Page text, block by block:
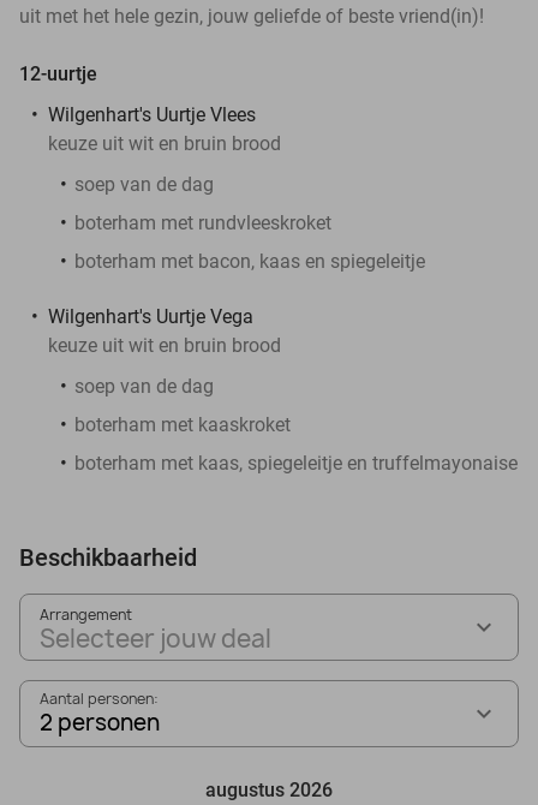
uit met het hele gezin, jouw geliefde of beste vriend(in)!
12-uurtje
Wilgenhart's Uurtje Vlees
keuze uit wit en bruin brood
soep van de dag
boterham met rundvleeskroket
boterham met bacon, kaas en spiegeleitje
Wilgenhart's Uurtje Vega
keuze uit wit en bruin brood
soep van de dag
boterham met kaaskroket
boterham met kaas, spiegeleitje en truffelmayonaise
Beschikbaarheid
Arrangement
Selecteer jouw deal
Aantal personen:
2 personen
augustus 2026